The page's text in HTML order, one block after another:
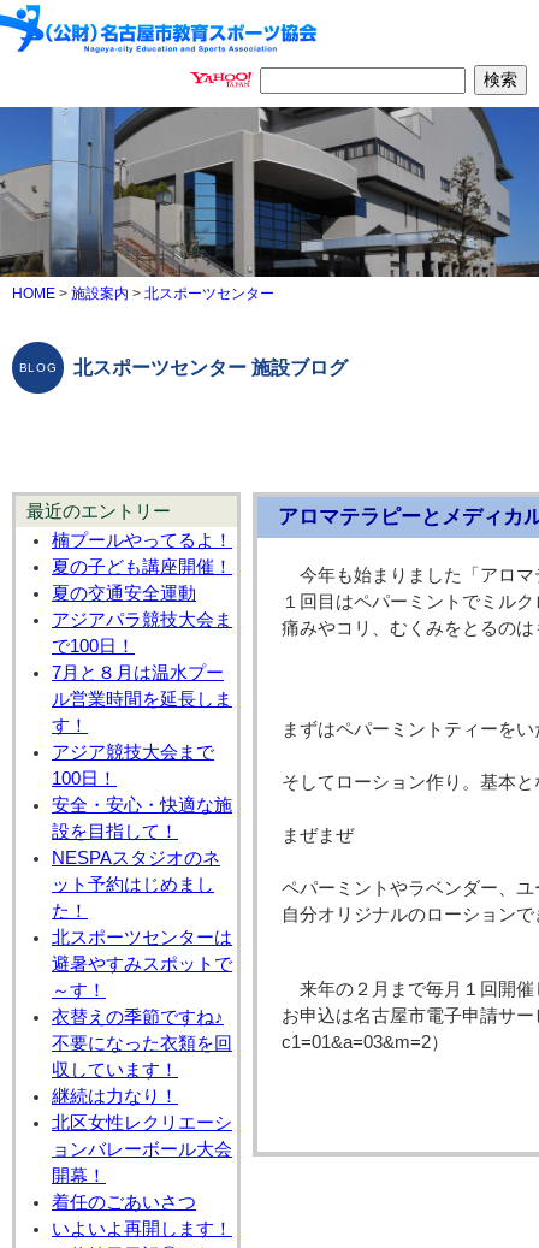
HOME > 施設案内 > 北スポーツセンター
北スポーツセンター 施設ブログ
最近のエントリー
楠プールやってるよ！
夏の子ども講座開催！
夏の交通安全運動
アジアパラ競技大会ま
で100日！
7月と８月は温水プー
ル営業時間を延長しま
す！
アジア競技大会まで
100日！
安全・安心・快適な施
設を目指して！
NESPAスタジオのネ
ット予約はじめまし
た！
北スポーツセンターは
避暑やすみスポットで
～す！
衣替えの季節ですね♪
不要になった衣類を回
収しています！
継続は力なり！
北区女性レクリエーシ
ョンバレーボール大会
開幕！
着任のごあいさつ
いよいよ再開します！
アロマテラピーとメディカ
今年も始まりました「アロ
１回目はペパーミントでミル
痛みやコリ、むくみをとるの
まずはペパーミントティーを
そしてローション作り。基本
まぜまぜ
ペパーミントやラベンダー、
自分オリジナルのローション
来年の２月まで毎月１回開
お申込は名古屋市電子申請サ
c1=01&a=03&m=2）